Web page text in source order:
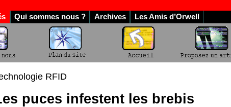
Qui sommes nous ? Archives Les Amis d’Orwell
RFID
puces infestent les brebis